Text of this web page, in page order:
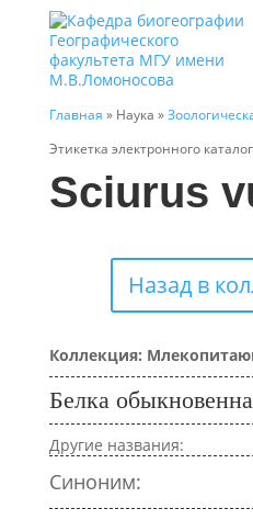
Главная » Наука »
Этикетка электронного
Sciurus
Назад в
Коллекция:
Белка
Другие названия:
Синоним: